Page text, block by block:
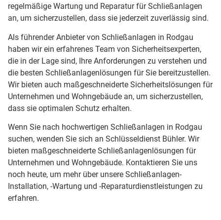
regelmäßige Wartung und Reparatur für Schließanlagen
an, um sicherzustellen, dass sie jederzeit zuverlässig sind.
Als führender Anbieter von Schließanlagen in Rodgau
haben wir ein erfahrenes Team von Sicherheitsexperten,
die in der Lage sind, Ihre Anforderungen zu verstehen und
die besten Schließanlagenlösungen für Sie bereitzustellen.
Wir bieten auch maßgeschneiderte Sicherheitslösungen für
Unternehmen und Wohngebäude an, um sicherzustellen,
dass sie optimalen Schutz erhalten.
Wenn Sie nach hochwertigen Schließanlagen in Rodgau
suchen, wenden Sie sich an Schlüsseldienst Bühler. Wir
bieten maßgeschneiderte Schließanlagenlösungen für
Unternehmen und Wohngebäude. Kontaktieren Sie uns
noch heute, um mehr über unsere Schließanlagen-
Installation, -Wartung und -Reparaturdienstleistungen zu
erfahren.